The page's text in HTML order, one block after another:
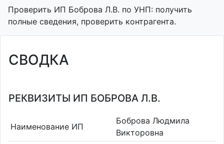
Проверить ИП Боброва Л.В. по УНП: получить
полные сведения, проверить контрагента.
СВОДКА
РЕКВИЗИТЫ ИП БОБРОВА Л.В.
Наименование ИП
Боброва Людмила
Викторовна